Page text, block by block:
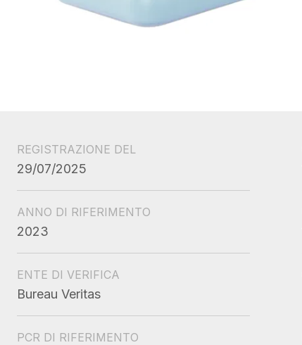
REGISTRAZIONE DEL
29/07/2025
ANNO DI RIFERIMENTO
2023
ENTE DI VERIFICA
Bureau Veritas
PCR DI RIFERIMENTO